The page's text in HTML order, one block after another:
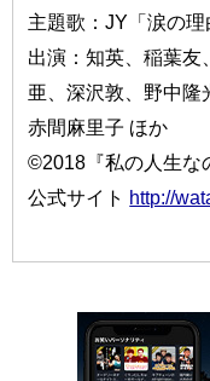
主題歌：JY「涙の理
出演：知英、稲葉友
亜、深沢敦、野中隆
赤間麻里子 ほか
©2018『私の人生な
公式サイト http://